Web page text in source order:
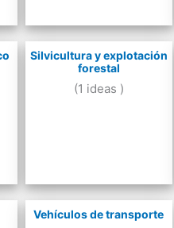
Silvicultura y explotación
forestal
(1 ideas )
Vehículos de transporte